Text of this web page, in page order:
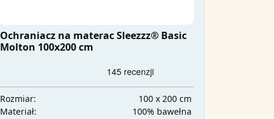
Ochraniacz na materac Sleezzz® Basic
Molton 100x200 cm
Rozmiar:
100 x 200 cm
Materiał:
100% bawełna